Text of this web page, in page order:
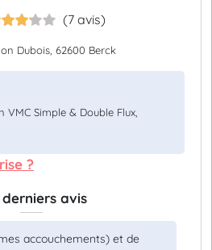
(7 avis)
Dubois, 62600 Berck
VMC Simple & Double Flux,
?
derniers avis
accouchements) et de